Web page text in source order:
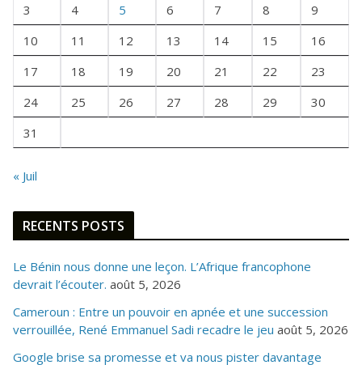
F
S
3
4 5 6 7 8
9
10
11 12 13 14 15
16
17
18 19 20 21 22
23
24
25 26 27 28 29
30
31
« Juil
RECENTS POSTS
Le Bénin nous donne une leçon. L’Afrique francophone
devrait l’écouter. août 5, 2026
Cameroun : Entre un pouvoir en apnée et une succession
verrouillée, René Emmanuel Sadi recadre le jeu août 5, 2026
Google brise sa promesse et va nous pister davantage